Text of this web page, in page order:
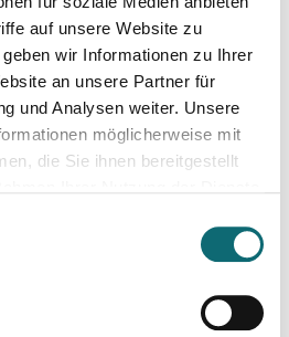
auf unsere Website zu
wir Informationen zu Ihrer
an unsere Partner für
und Analysen weiter. Unsere
möglicherweise mit
die Sie ihnen bereitgestellt
für Podcasts & Radio
sprechen" für Podcast,
transition, migration, war,